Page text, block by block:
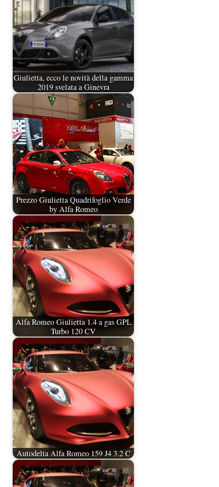
Giulietta, ecco le novità della gamma
2019 svelata a Ginevra
Prezzo Giulietta Quadrifoglio Verde
by Alfa Romeo
Alfa Romeo Giulietta 1.4 a gas GPL
Turbo 120 CV
Autodelta Alfa Romeo 159 J4 3.2 C